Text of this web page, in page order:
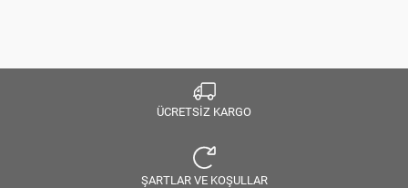
ÜCRETSİZ KARGO
ŞARTLAR VE KOŞULLAR